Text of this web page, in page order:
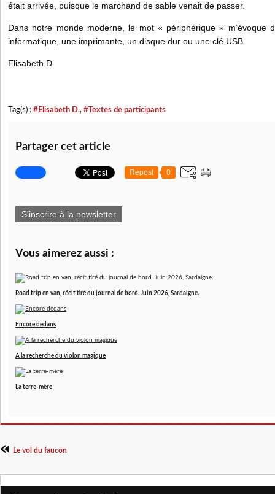
était arrivée, puisque le marchand de sable venait de passer.
Dans notre monde moderne, le mot « périphérique » m’évoque
informatique, une imprimante, un disque dur ou une clé USB.
Elisabeth D.
Tag(s) : #Elisabeth D., #Textes de participants
Partager cet article
Repost 0
S'inscrire à la newsletter
Vous aimerez aussi :
Road trip en van, récit tiré du journal de bord. Juin 2026, Sardaigne.
Encore dedans
A la recherche du violon magique
La terre-mère
Le vol du faucon